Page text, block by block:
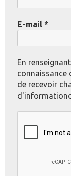
E-mail *
En
connaissance
de recevoir